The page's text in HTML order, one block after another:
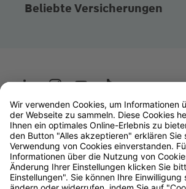
Beliebte Versicherungen
Wüstenrot
W&W Gruppe
OLB Bank
Makler